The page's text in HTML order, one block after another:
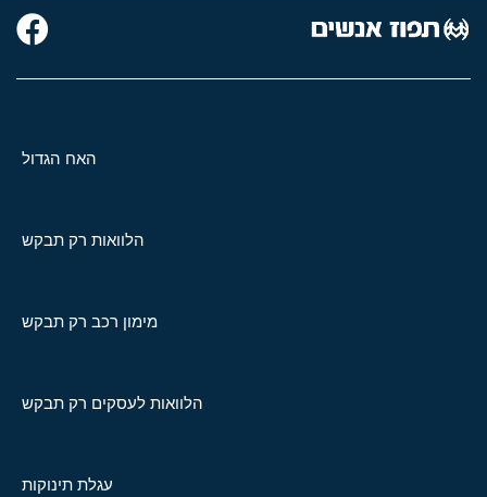
האח הגדול
הלוואות רק תבקש
מימון רכב רק תבקש
הלוואות לעסקים רק תבקש
עגלת תינוקות